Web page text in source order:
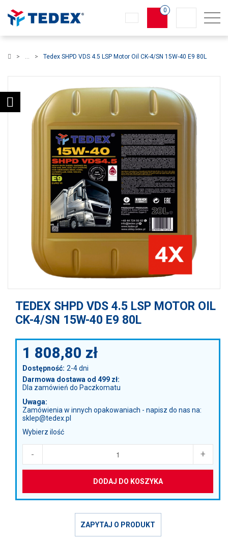
0
Koszyk
info:Twój koszyk jest pusty! ×
Tedex SHPD VDS 4.5 LSP Motor Oil CK-4/SN 15W-40 E9 80L
TEDEX SHPD VDS 4.5 LSP MOTOR OIL
CK-4/SN 15W-40 E9 80L
1 808,80 zł
Dostępność: 2-4 dni
Darmowa dostawa od 499 zł:
Dla zamówień do Paczkomatu
Uwaga:
Zamówienia w innych opakowaniach - napisz do nas na:
sklep@tedex.pl
Wybierz ilość
+
-
DODAJ DO KOSZYKA
ZAPYTAJ O PRODUKT